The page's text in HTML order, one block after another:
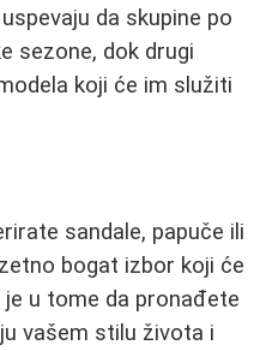
da skupine po
sezone, dok drugi
koji će im služiti
sandale, papuče ili
bogat izbor koji će
u tome da pronađete
vašem stilu života i